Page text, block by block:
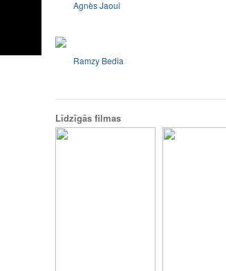
Agnès Jaoui
Ramzy Bedia
Līdzīgās filmas